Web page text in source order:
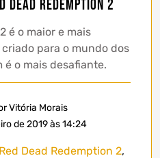
Dead Redemption 2
é o maior e mais
para o mundo dos
é o mais desafiante.
Vitória Morais
de 2019 às 14:24
Red Dead Redemption 2,